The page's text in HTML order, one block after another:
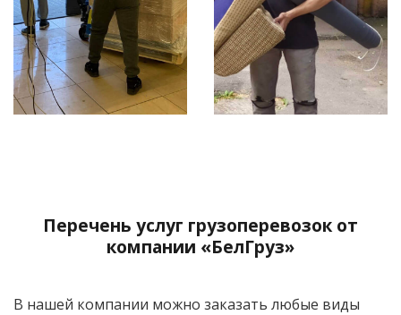
Перечень услуг грузоперевозок от
компании «БелГруз»
В нашей компании можно заказать любые виды